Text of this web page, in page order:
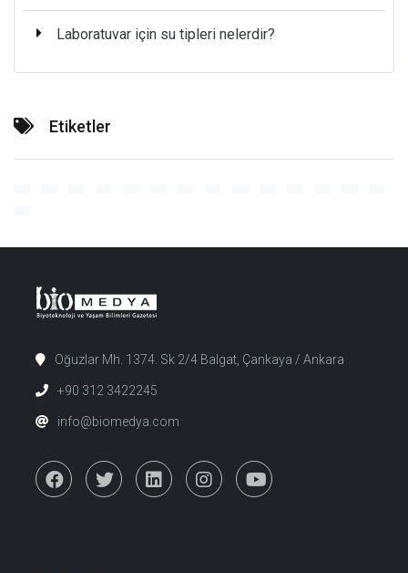
Laboratuvar için su tipleri nelerdir?
Etiketler
Oğuzlar Mh. 1374. Sk 2/4 Balgat, Çankaya / Ankara
+90 312 3422245
info@biomedya.com